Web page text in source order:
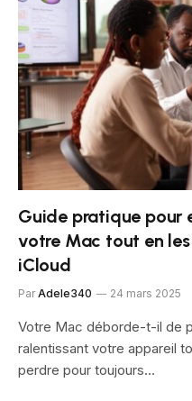
Guide pratique pour
votre Mac tout en
iCloud
Par Adele340 24 mars 2025
Votre Mac déborde-t-il de
ralentissant votre appareil
perdre pour toujours…